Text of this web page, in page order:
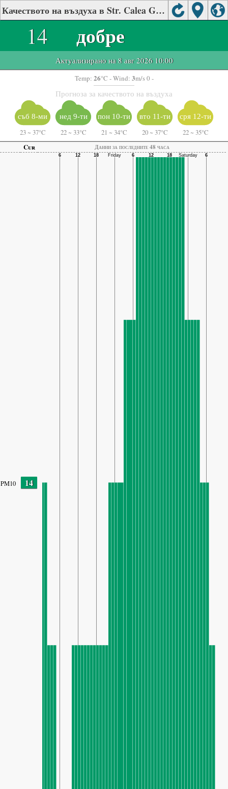
Качеството на въздуха в Str. Calea Galaţi, Brăila
14 добре
Актуализирано на 8 авг 2026 10:00
Temp: 26°C - Wind: 3m/s 0 -
Прогноза за качеството на въздуха
съб 8-ми
23 ~ 37°C
нед 9-ти
22 ~ 33°C
пон 10-ти
21 ~ 34°C
вто 11-ти
20 ~ 37°C
сря 12-ти
22 ~ 35°C
Cur
Данни за последните 48 часа
PM10 14